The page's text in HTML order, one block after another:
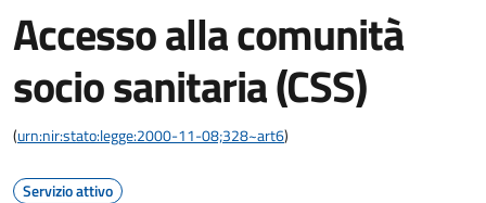
Accesso alla comunità
socio sanitaria (CSS)
(urn:nir:stato:legge:2000-11-08;328~art6)
Servizio attivo